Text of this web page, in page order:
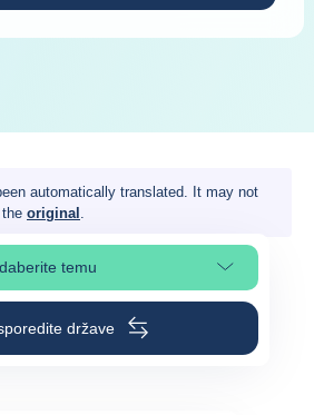
automatically translated. It may not
original .
temu
Odaberite odjeljak na stranici
države